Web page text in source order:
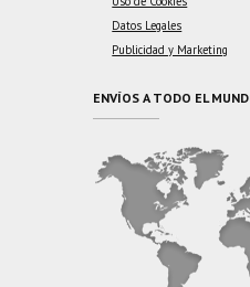
Datos Legales
Publicidad y Marketing
ENVÍOS A TODO EL